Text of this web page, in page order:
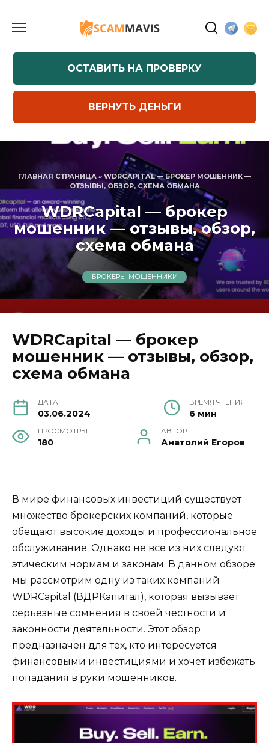
содержанию
ОСТАВИТЬ НА ПРОВЕРКУ
ВЕРНУТЬ ДЕНЬГИ
ГЛАВНАЯ СТРАНИЦА » WDRCAPITAL — БРОКЕР МОШЕННИК —
ОТЗЫВЫ, ОБЗОР, СХЕМА ОБМАНА
WDRCapital — брокер
мошенник — отзывы, обзор,
схема обмана
БРОКЕРЫ-МОШЕННИКИ
WDRCapital — брокер
мошенник — отзывы, обзор,
схема обмана
ДАТА
03.06.2024
ВРЕМЯ ЧТЕНИЯ
6 мин
ПРОСМОТРЫ
180
АВТОР
Анатолий Егоров
В мире финансовых инвестиций существует
множество брокерских компаний, которые
обещают высокие доходы и профессиональное
обслуживание. Однако не все из них следуют
этическим нормам и законам. В данном обзоре
мы рассмотрим одну из таких компаний
WDRCapital (ВДРКапитал), которая вызывает
серьезные сомнения в своей честности и
законности деятельности. Этот обзор
предназначен для тех, кто интересуется
финансовыми инвестициями и хочет избежать
попадания в руки мошенников.